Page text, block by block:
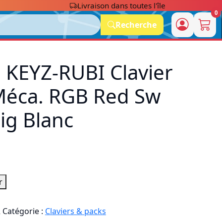
Livraison dans toutes l'île
Recherche
0
RUBI Clavier
RGB Red Sw
Blanc
Catégorie : Claviers & packs